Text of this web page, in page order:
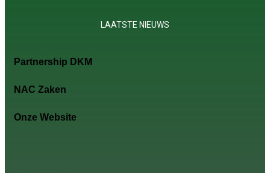
LAATSTE NIEUWS
Partnership DKM
NAC Zaken
Onze Website